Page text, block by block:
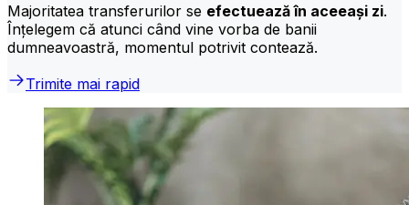
Majoritatea transferurilor se efectuează în aceeași zi.
Înțelegem că atunci când vine vorba de banii
dumneavoastră, momentul potrivit contează.
Trimite mai rapid